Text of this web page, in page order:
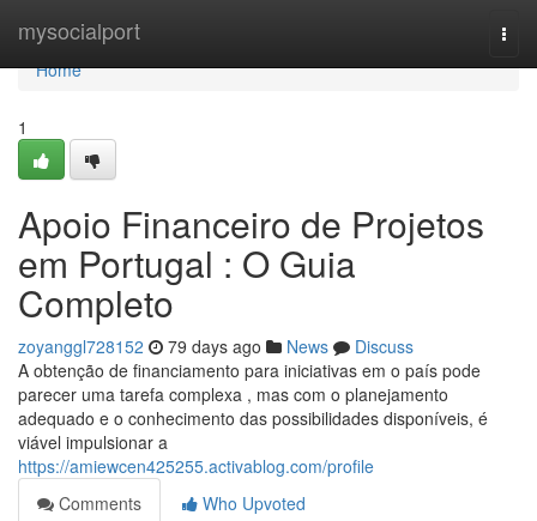
mysocialport
Home
Home
1
Apoio Financeiro de Projetos
em Portugal : O Guia
Completo
zoyanggl728152 79 days ago News
Discuss
A obtenção de financiamento para iniciativas em o país pode
parecer uma tarefa complexa , mas com o planejamento
adequado e o conhecimento das possibilidades disponíveis, é
viável impulsionar a
https://amiewcen425255.activablog.com/profile
Comments
Who Upvoted